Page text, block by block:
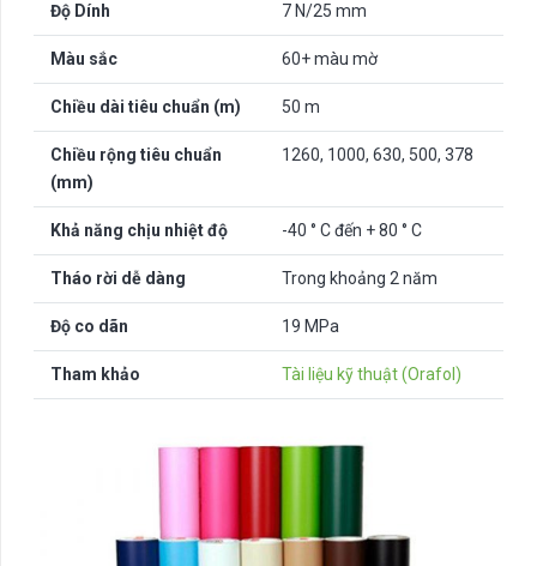
Độ Dính 7 N/25 mm
Màu sắc 60+ màu mờ
Chiều dài tiêu chuẩn (m) 50 m
Chiều rộng tiêu chuẩn
(mm)
1260, 1000, 630, 500, 378
Khả năng chịu nhiệt độ -40 ° C đến + 80 ° C
Tháo rời dễ dàng Trong khoảng 2 năm
Độ co dãn 19 MPa
Tham khảo Tài liệu kỹ thuật (Orafol)